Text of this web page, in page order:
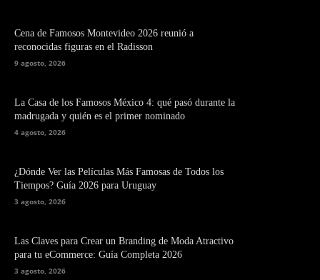
Cena de Famosos Montevideo 2026 reunió a
reconocidas figuras en el Radisson
9 agosto, 2026
La Casa de los Famosos México 4: qué pasó durante la
madrugada y quién es el primer nominado
4 agosto, 2026
¿Dónde Ver las Películas Más Famosas de Todos los
Tiempos? Guía 2026 para Uruguay
3 agosto, 2026
Las Claves para Crear un Branding de Moda Atractivo
para tu eCommerce: Guía Completa 2026
3 agosto, 2026